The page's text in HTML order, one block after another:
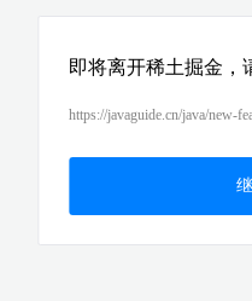
即将离开稀土掘金，
https://javaguide.cn/java/new-